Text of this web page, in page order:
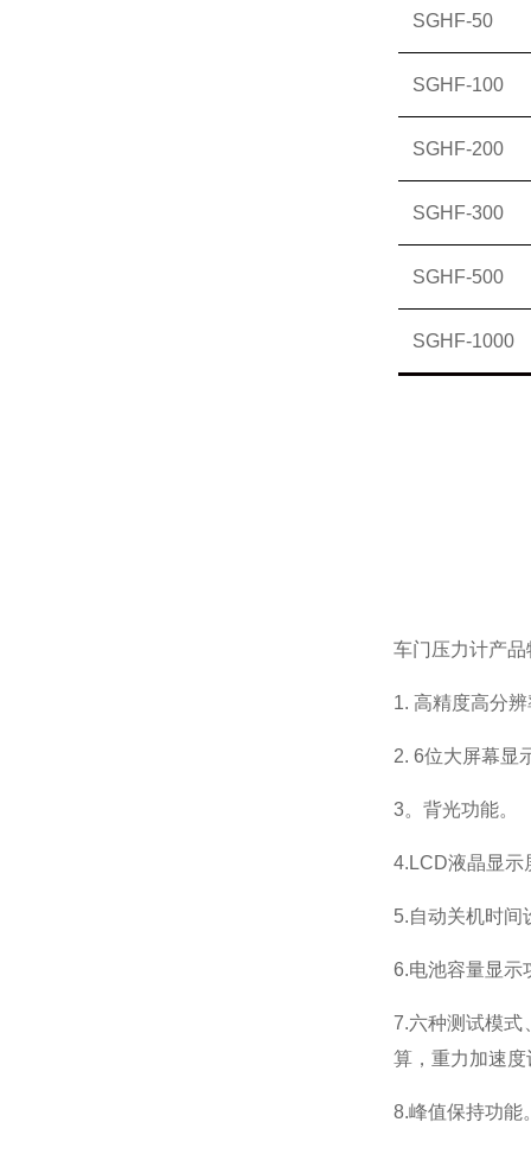
SGHF-50
SGHF-100
SGHF-200
SGHF-300
SGHF-500
SGHF-1000
车门压力计产品
1. 高精度高分
2. 6位大屏幕显
3。背光功能。
4.LCD液晶显示
5.自动关机时间
6.电池容量显示
7.六种测试模
算，重力加速
8.峰值保持功能